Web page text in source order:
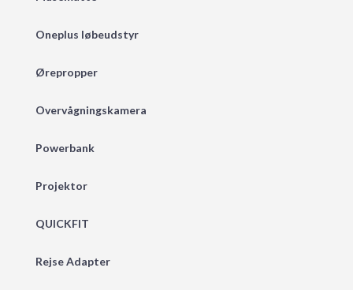
Oneplus løbeudstyr
Ørepropper
Overvågningskamera
Powerbank
Projektor
QUICKFIT
Rejse Adapter